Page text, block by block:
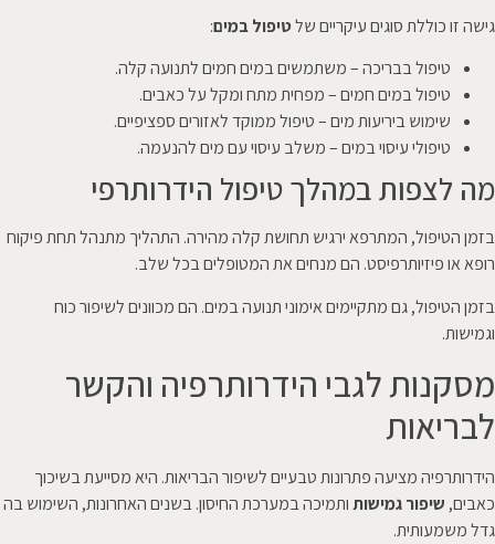
גישה זו כוללת סוגים עיקריים שלטיפול במים:
טיפול בבריכה – משתמשים במים חמים לתנועה קלה.
טיפול במים חמים – מפחית מתח ומקל על כאבים.
שימוש ביריעות מים – טיפול ממוקד לאזורים ספציפיים.
טיפולי עיסוי במים – משלב עיסוי עם מים להנעמה.
מה לצפות במהלך טיפול הידרותרפי
בזמן הטיפול, המתרפא ירגיש תחושת קלה מהירה. התהליך מתנהל תחת פיקוח
רופא או פיזיותרפיסט. הם מנחים את המטופלים בכל שלב.
בזמן הטיפול, גם מתקיימים אימוני תנועה במים. הם מכוונים לשיפור כוח
וגמישות.
מסקנות לגבי הידרותרפיה והקשר
לבריאות
הידרותרפיה מציעה פתרונות טבעיים לשיפור הבריאות. היא מסייעת בשיכוך
כאבים, שיפור גמישותותמיכה במערכת החיסון. בשנים האחרונות, השימוש בה
גדל משמעותית.